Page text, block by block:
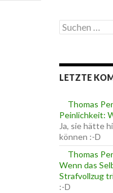
g
o
n
S
u
e
n
c
h
:
LETZTE
Thomas
Peinlichkeit:
Ja, sie hätte
können :-D
Thomas
Wenn das
Strafvollzug
:-D